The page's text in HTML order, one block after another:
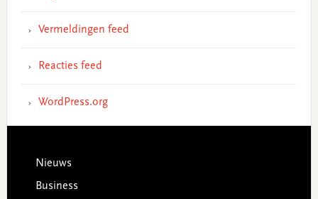
Vermeldingen feed
Reacties feed
WordPress.org
Footer
Nieuws
Business